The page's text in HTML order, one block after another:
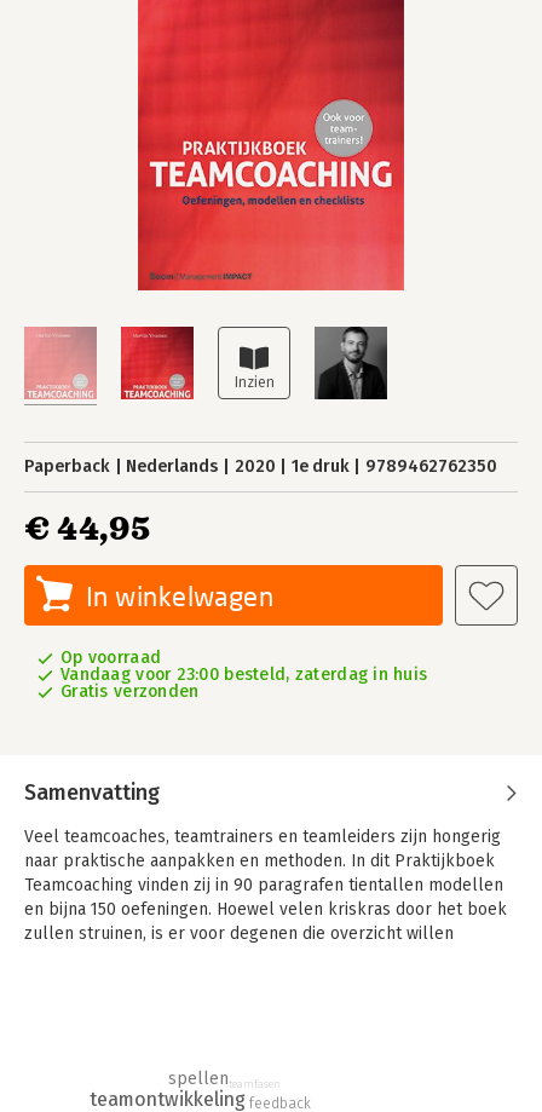
Paperback Nederlands 2020 1e druk 9789462762350
€ 44,95
In winkelwagen
Op voorraad
Vandaag voor 23:00 besteld, zaterdag in huis
Gratis verzonden
Samenvatting
Veel teamcoaches, teamtrainers en teamleiders zijn hongerig
naar praktische aanpakken en methoden. In dit Praktijkboek
Teamcoaching vinden zij in 90 paragrafen tientallen modellen
en bijna 150 oefeningen. Hoewel velen kriskras door het boek
zullen struinen, is er voor degenen die overzicht willen
worden aangekleed met oefeningen. Daarop volgt een top tien
van klassieke theorieën, een hoofdstuk met spellen en een
teamontwikkeling
spellen
feedback
teamfasen